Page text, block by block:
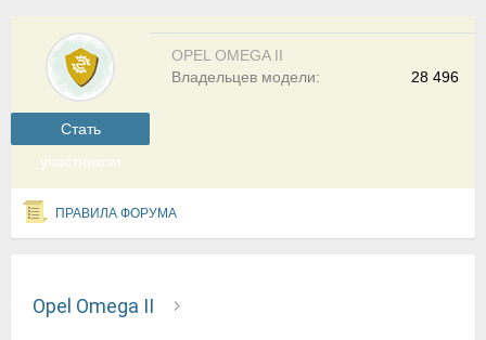
Cтать
участником
OPEL OMEGA II
28 496
Владельцев модели:
ПРАВИЛА ФОРУМА
Opel Omega II